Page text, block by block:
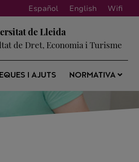
Español English Wifi
de Lleida
de Dret, Economia i Turisme
I AJUTS NORMATIVA